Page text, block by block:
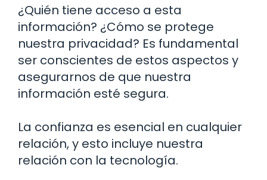
¿Quién tiene acceso a esta
información? ¿Cómo se protege
nuestra privacidad? Es fundamental
ser conscientes de estos aspectos y
asegurarnos de que nuestra
información esté segura.
La confianza es esencial en cualquier
relación, y esto incluye nuestra
relación con la tecnología.